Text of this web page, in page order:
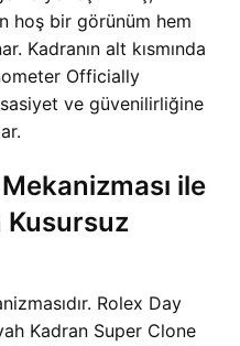
hoş bir görünüm hem
Kadranın alt kısmında
Officially
ve güvenilirliğine
ile
Kusursuz
Rolex Day
Kadran Super Clone